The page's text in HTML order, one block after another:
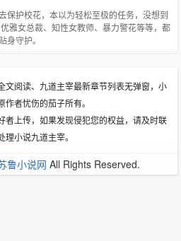
保护校花，本以为轻松至极的任务，没想到
雅女总裁、知性女教师、暴力警花等等，都
身守护。
文阅读、九道主宰最新章节列表无弹窗，小
作者忧伤的茄子所有。
者上传，如果发现侵犯您的权益，请及时联
理小说九道主宰。
鲁小说网 All Rights Reserved.